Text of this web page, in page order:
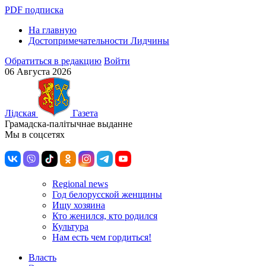
PDF подписка
На главную
Достопримечательности Лидчины
Обратиться в редакцию Войти
06 Августа 2026
Лiдская
Газета
Грамадска-палiтычнае выданне
Мы в соцсетях
Regional news
Год белорусской женщины
Ищу хозяина
Кто женился, кто родился
Культура
Нам есть чем гордиться!
Власть